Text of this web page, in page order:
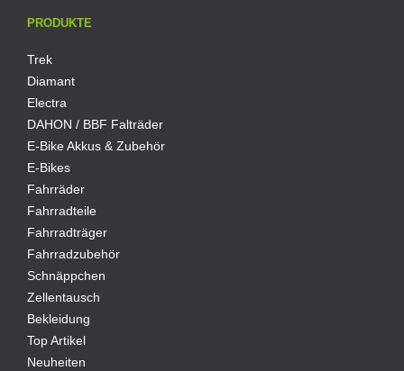
PRODUKTE
Trek
Diamant
Electra
DAHON / BBF Falträder
E-Bike Akkus & Zubehör
E-Bikes
Fahrräder
Fahrradteile
Fahrradträger
Fahrradzubehör
Schnäppchen
Zellentausch
Bekleidung
Top Artikel
Neuheiten